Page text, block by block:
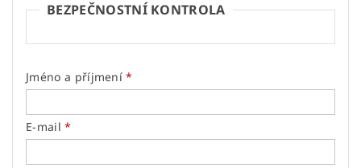
BEZPEČNOSTNÍ KONTROLA
Jméno a příjmení
E-mail